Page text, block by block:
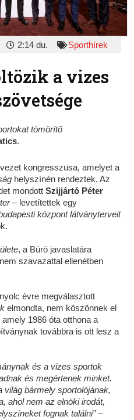
2:14 du. Sporthírek
a vizes
tömörítő
.
kongresszusa, amelyet a
helyszínén rendeztek. Az
mondottSzijjártó Péter
– levetítettek egy
központ látványterveit
, a Bürö javaslatára
szavazattal ellenétben
évre megválasztott
elmondta, nem köszönnek el
amely 1986 óta otthona a
továbbra is ott lesz a
és a vizes sportok
és megértenek minket.
világ bármely sportolójának,
ahol nem az elnöki irodát,
fognak találni”–